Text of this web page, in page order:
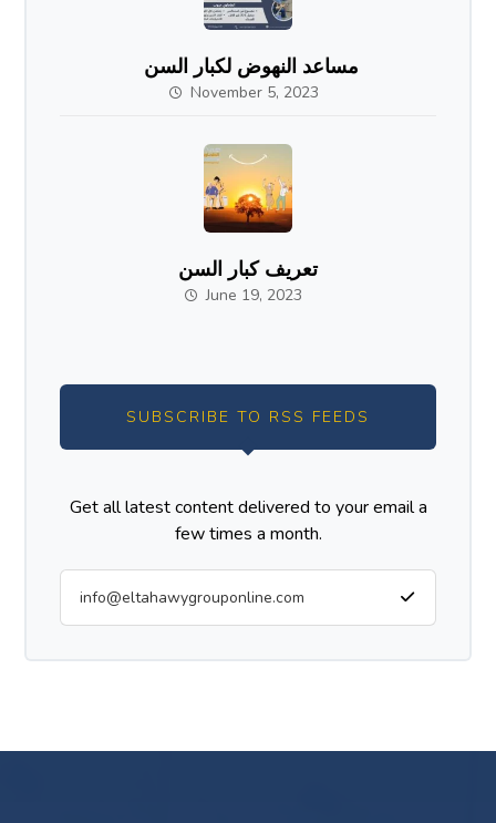
مساعد النهوض لكبار السن
November 5, 2023
تعريف كبار السن
June 19, 2023
SUBSCRIBE TO RSS FEEDS
Get all latest content delivered to your email a
few times a month.